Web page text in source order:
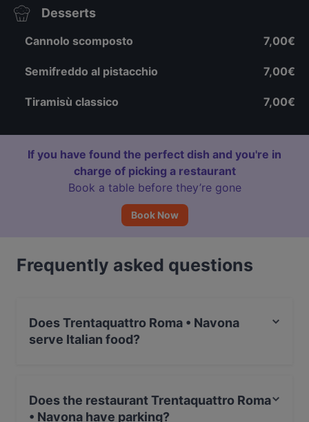
Desserts
Cannolo scomposto 7,00€
Semifreddo al pistacchio 7,00€
Tiramisù classico 7,00€
If you have found the perfect dish and you're in
charge of picking a restaurant
Book a table before they’re gone
Book Now
Frequently asked questions
Does Trentaquattro Roma • Navona
serve Italian food?
Does the restaurant Trentaquattro Roma
• Navona have parking?